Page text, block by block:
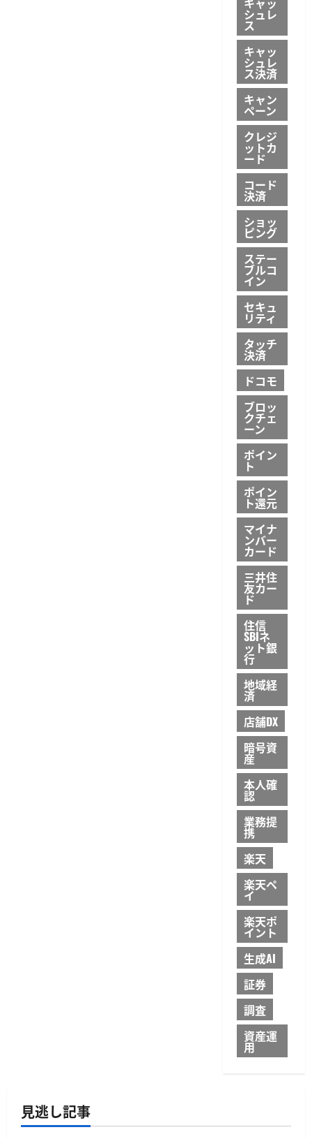
シュレ
ス
キャッ
シュレ
ス決済
キャン
ペーン
クレジ
ットカ
ード
コード
決済
ショッ
ピング
ステー
ブルコ
イン
セキュ
リティ
タッチ
決済
ドコモ
ブロッ
クチェ
ーン
ポイン
ト
ポイン
ト還元
マイナ
ンバー
カード
三井住
友カー
ド
住信
SBIネ
ット銀
行
地域経
済
店舗DX
暗号資
産
本人確
認
業務提
携
楽天
楽天ペ
イ
楽天ポ
イント
生成AI
証券
調査
資産運
用
見逃し記事